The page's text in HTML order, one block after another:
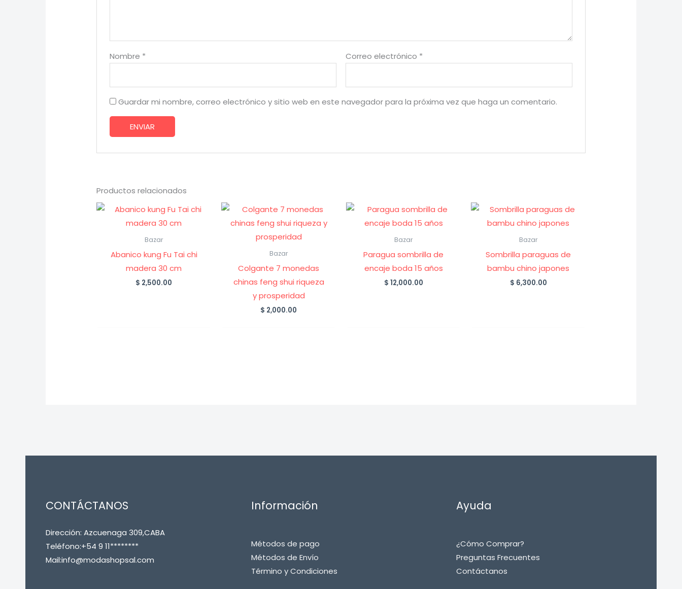
Nombre * Correo electrónico *
Guardar mi nombre, correo electrónico y sitio web en este navegador para la próxima vez que haga un comentario.
Productos relacionados
Bazar
Abanico kung Fu Tai chi
madera 30 cm
$ 2,500.00
Bazar
Colgante 7 monedas
chinas feng shui riqueza
y prosperidad
$ 2,000.00
Bazar
Paragua sombrilla de
encaje boda 15 años
$ 12,000.00
Bazar
Sombrilla paraguas de
bambu chino japones
$ 6,300.00
CONTÁCTANOS
Dirección: Azcuenaga 309,CABA
Teléfono:+54 9 11********
Mail:info@modashopsal.com
Información
Métodos de pago
Métodos de Envío
Término y Condiciones
Ayuda
¿Cómo Comprar?
Preguntas Frecuentes
Contáctanos